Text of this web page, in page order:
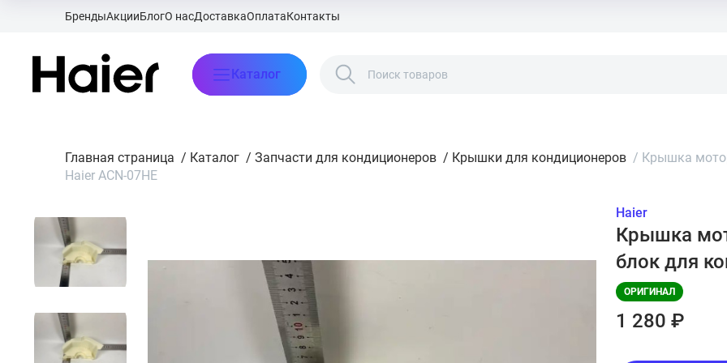
БрендыАкцииБлогО насДоставкаОплатаКонтакты
Каталог
Главная страница / Каталог / Запчасти для кондиционеров / Крышки для кондиционеров / Крышка
Haier ACN-07HE
Haier
Крышка
блок для
ОРИГИНАЛ
1 280 ₽